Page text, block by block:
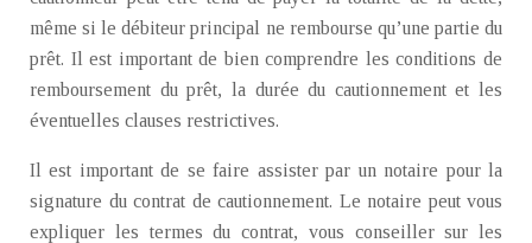
même si le débiteur principal ne rembourse qu’une partie du
prêt. Il est important de bien comprendre les conditions de
remboursement du prêt, la durée du cautionnement et les
éventuelles clauses restrictives.
Il est important de se faire assister par un notaire pour la
signature du contrat de cautionnement. Le notaire peut vous
expliquer les termes du contrat, vous conseiller sur les